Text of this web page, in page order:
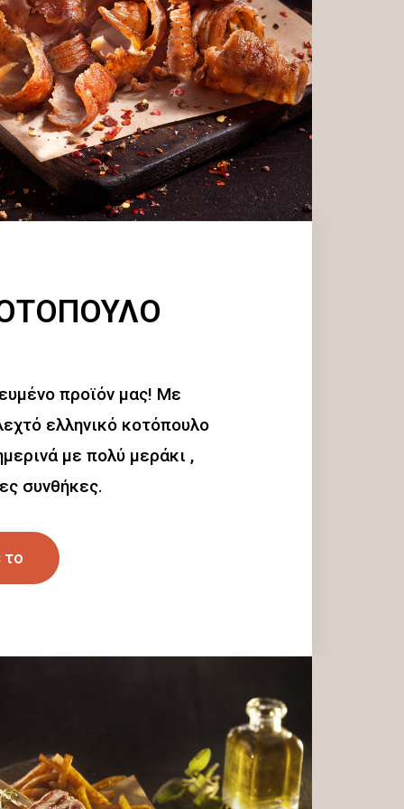
προϊόν μας! Με
ελληνικό κοτόπουλο
με πολύ μεράκι ,
συνθήκες.
το